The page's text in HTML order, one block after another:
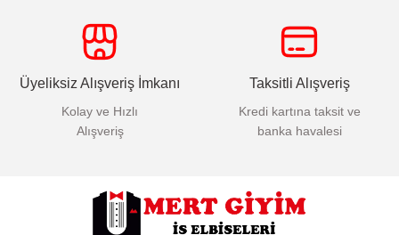
Üyeliksiz Alışveriş İmkanı
Kolay ve Hızlı
Alışveriş
Taksitli Alışveriş
Kredi kartına taksit ve
banka havalesi